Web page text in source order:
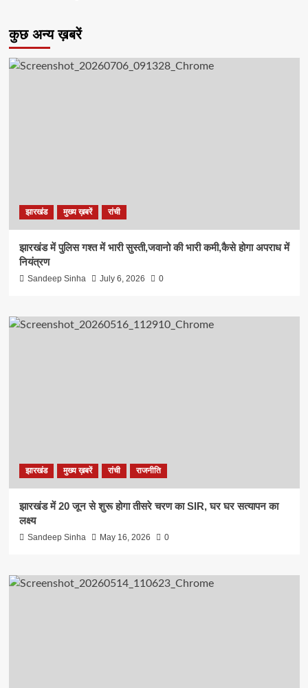
कुछ अन्य ख़बरें
झारखंड मुख्य ख़बरें रांची
झारखंड में पुलिस गश्त में भारी सुस्ती,जवानो की भारी कमी,कैसे होगा अपराध में
नियंत्रण
Sandeep Sinha July 6, 2026 0
झारखंड मुख्य ख़बरें रांची राजनीति
झारखंड में 20 जून से शुरू होगा तीसरे चरण का SIR, घर घर सत्यापन का
लक्ष्य
Sandeep Sinha May 16, 2026 0